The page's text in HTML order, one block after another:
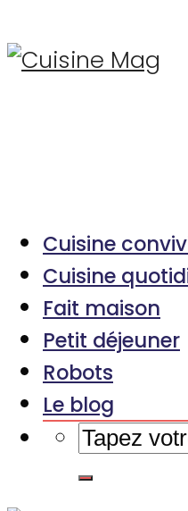
Cuisine
Cuisine
Fait maison
Petit déjeuner
Robots
Le blog